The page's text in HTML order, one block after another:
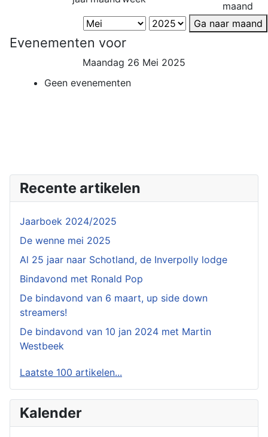
maand
Ga naar maand
Evenementen voor
Maandag 26 Mei 2025
Geen evenementen
Recente artikelen
Jaarboek 2024/2025
De wenne mei 2025
Al 25 jaar naar Schotland, de Inverpolly lodge
Bindavond met Ronald Pop
De bindavond van 6 maart, up side down
streamers!
De bindavond van 10 jan 2024 met Martin
Westbeek
Laatste 100 artikelen...
Kalender